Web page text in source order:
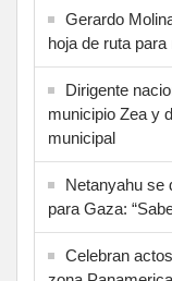
Gerardo
hoja de ruta
Dirigente
municipio Zea y
municipal
Netanyahu se
para Gaza:
Celebran